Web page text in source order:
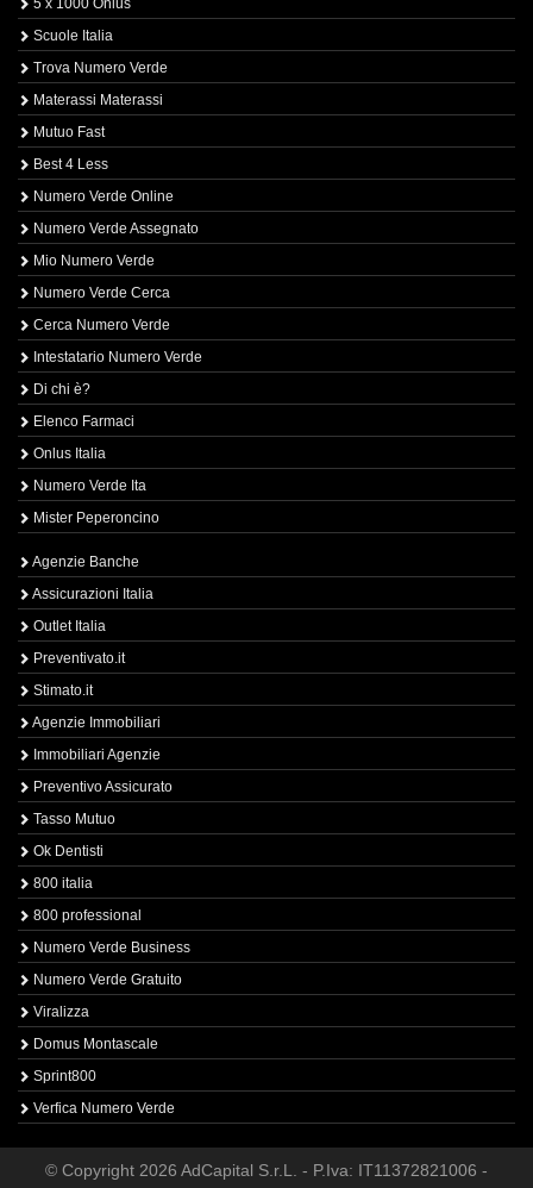
5 x 1000 Onlus
Scuole Italia
Trova Numero Verde
Materassi Materassi
Mutuo Fast
Best 4 Less
Numero Verde Online
Numero Verde Assegnato
Mio Numero Verde
Numero Verde Cerca
Cerca Numero Verde
Intestatario Numero Verde
Di chi è?
Elenco Farmaci
Onlus Italia
Numero Verde Ita
Mister Peperoncino
Agenzie Banche
Assicurazioni Italia
Outlet Italia
Preventivato.it
Stimato.it
Agenzie Immobiliari
Immobiliari Agenzie
Preventivo Assicurato
Tasso Mutuo
Ok Dentisti
800 italia
800 professional
Numero Verde Business
Numero Verde Gratuito
Viralizza
Domus Montascale
Sprint800
Verfica Numero Verde
© Copyright 2026 AdCapital S.r.L. - P.Iva: IT11372821006 -